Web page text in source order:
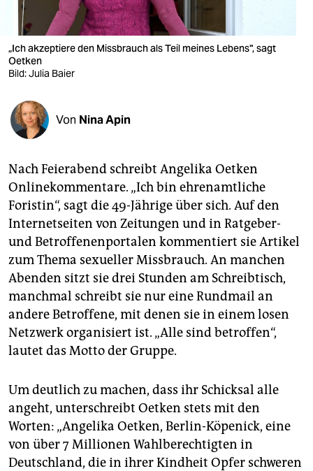
verlag
verlag
veranstaltungen
shop
fragen & hilfe
abo
genossenschaft
epaper login
„Ich akzeptiere den Missbrauch als Teil meines Lebens", sagt
Oetken
Bild: Julia Baier
Von Nina Apin
Nach Feierabend schreibt Angelika Oetken
Onlinekommentare. „Ich bin ehrenamtliche
Foristin“, sagt die 49-Jährige über sich. Auf den
Internetseiten von Zeitungen und in Ratgeber-
und Betroffenenportalen kommentiert sie Artikel
zum Thema sexueller Missbrauch. An manchen
Abenden sitzt sie drei Stunden am Schreibtisch,
manchmal schreibt sie nur eine Rundmail an
andere Betroffene, mit denen sie in einem losen
Netzwerk organisiert ist. „Alle sind betroffen“,
lautet das Motto der Gruppe.
Um deutlich zu machen, dass ihr Schicksal alle
angeht, unterschreibt Oetken stets mit den
Worten: „Angelika Oetken, Berlin-Köpenick, eine
von über 7 Millionen Wahlberechtigten in
Deutschland, die in ihrer Kindheit Opfer schweren